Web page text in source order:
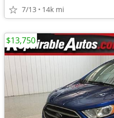
7/13 14k mi
$13,750